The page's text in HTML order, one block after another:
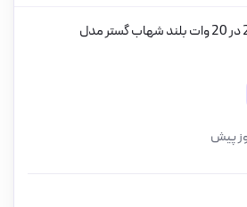
حشره کش برقی جذبی 2 در 20 وات بلند شهاب گستر مدل